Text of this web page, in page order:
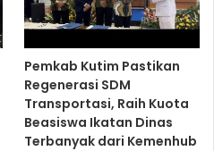
Pemkab Kutim Pastikan
Regenerasi SDM
Transportasi, Raih Kuota
Beasiswa Ikatan Dinas
Terbanyak dari Kemenhub